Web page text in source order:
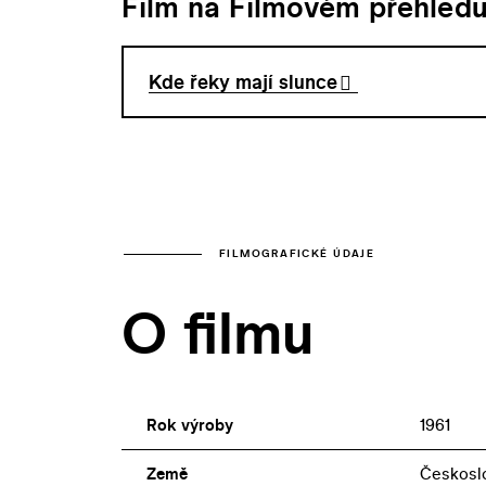
Kde řeky mají slunce
FILMOGRAFICKÉ ÚDAJE
O filmu
Rok výroby 1961
Země